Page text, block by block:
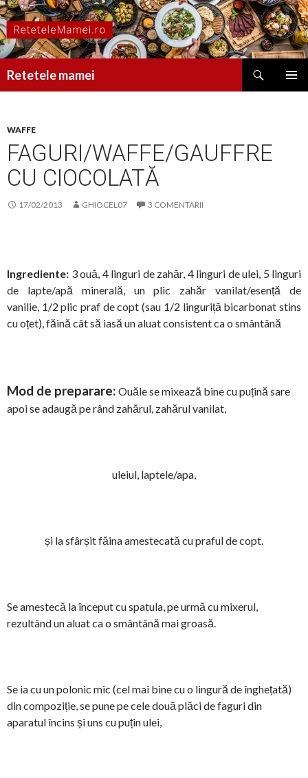
Retetele mamei
WAFFE
FAGURI/WAFFE/GAUFFRE
CU CIOCOLATĂ
17/02/2013 GHIOCEL07 3 COMENTARII
Ingrediente: 3 ouă, 4 linguri de zahăr, 4 linguri de ulei, 5 linguri
de lapte/apă minerală, un plic zahăr vanilat/esență de
vanilie, 1/2 plic praf de copt (sau 1/2 linguriță bicarbonat stins
cu oțet), făină cât să iasă un aluat consistent ca o smântână
Mod de preparare: Ouăle se mixează bine cu puțină sare
apoi se adaugă pe rând zahărul, zahărul vanilat,
uleiul, laptele/apa,
și la sfârșit făina amestecată cu praful de copt.
Se amestecă la început cu spatula, pe urmă cu mixerul,
rezultând un aluat ca o smântână mai groasă.
Se ia cu un polonic mic (cel mai bine cu o lingură de înghețată)
din compoziție, se pune pe cele două plăci de faguri din
aparatul încins și uns cu puțin ulei,